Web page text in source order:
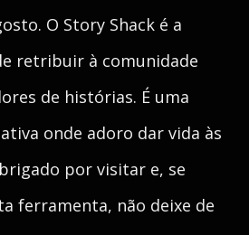
O Story Shack é a
retribuir à comunidade
de histórias. É uma
onde adoro dar vida às
por visitar e, se
ferramenta, não deixe de